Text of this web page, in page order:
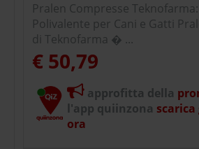
Pralen Compresse
Polivalente per Cani e Gatti
di Teknofarma � ...
€ 50,79
approfitta della
l'app quiinzona
ora